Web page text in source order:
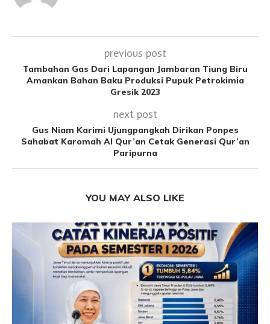
previous post
Tambahan Gas Dari Lapangan Jambaran Tiung Biru
Amankan Bahan Baku Produksi Pupuk Petrokimia
Gresik 2023
next post
Gus Niam Karimi Ujungpangkah Dirikan Ponpes
Sahabat Karomah Al Qur’an Cetak Generasi Qur’an
Paripurna
YOU MAY ALSO LIKE